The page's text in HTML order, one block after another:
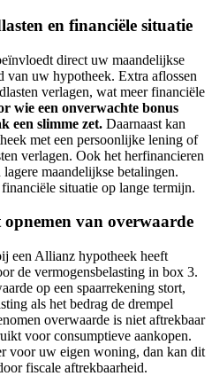
en financiële situatie
direct uw maandelijkse
van uw hypotheek. Extra aflossen
verlagen, wat meer financiële
wie een onverwachte bonus
een slimme zet. Daarnaast kan
met een persoonlijke lening of
verlagen. Ook het herfinancieren
maandelijkse betalingen.
situatie op lange termijn.
van overwaarde
een Allianz hypotheek heeft
de vermogensbelasting in box 3.
op een spaarrekening stort,
als het bedrag de drempel
overwaarde is niet aftrekbaar
voor consumptieve aankopen.
voor uw eigen woning, dan kan dit
fiscale aftrekbaarheid.